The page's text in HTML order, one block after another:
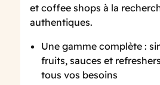
et coffee shops à la
authentiques.
Une gamme complète :
fruits, sauces et
tous vos besoins